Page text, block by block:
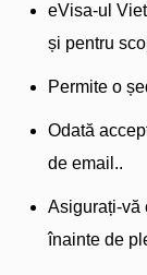
eVisa-ul
și pentru
Permite o
Odată
de email..
Asigurați-vă
înainte de